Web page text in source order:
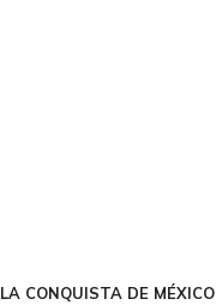
LA CONQUISTA DE MÉXICO